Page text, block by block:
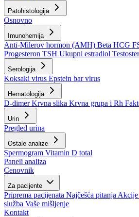
Patohistologija
Osnovno
Imunohemija
Anti-Milerov hormon (AMH) Beta HCG
Progesteron TSH Ukupni estradiol
Serologija
Koksaki virus Epstein bar virus
Hematologija
D-dimerKrvna slika Krvna grupa i Rh
Urin
Pregled urina
Ostale analize
Spermogram Vitamin D total
Paneli analiza
Cenovnik
Za pacijente
Priprema pacijenata Najčešća pitanja Akcije
služba Vaše mišljenje
Kontakt